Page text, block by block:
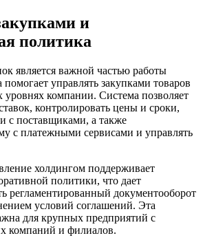
и
политика
является важной частью работы
управлять закупками товаров
уровнях компании. Система позволяет
контролировать цены и сроки,
с поставщиками, а также
с платежными сервисами и управлять
холдингом поддерживает
политики, что дает
регламентированный документооборот
условий соглашений. Эта
для крупных предприятий с
компаний и филиалов.